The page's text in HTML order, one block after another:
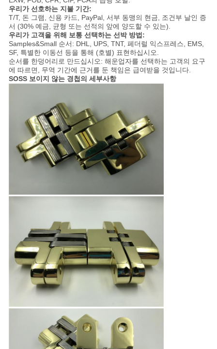
우리가 선호하는 지불 기간:
T/T, 돈 그램, 신용 카드, PayPal, 서부 동맹의 현금, 조건부 날인 증
서 (30% 예금, 균형 또는 선적의 앞에 양도할 수 있는).
우리가 고객을 위해 보통 선택하는 선박 방법:
Samples&Small 순서: DHL, UPS, TNT, 페더럴 익스프레스, EMS,
SF, 특별한 이동선 등을 통해 (호별) 표현하십시오.
순서를 한덩어리로 만드십시오: 해운업자를 선택하는 고객의 요구
에 따르면, 무역 기간에 근거를 둔 책임은 급여받을 것입니다.
SOSS 보이지 않는 경첩의 세부사항